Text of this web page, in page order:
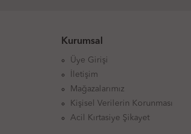
Kurumsal
Üye Girişi
İletişim
Mağazalarımız
Kişisel Verilerin Korunması
Acil Kırtasiye Şikayet